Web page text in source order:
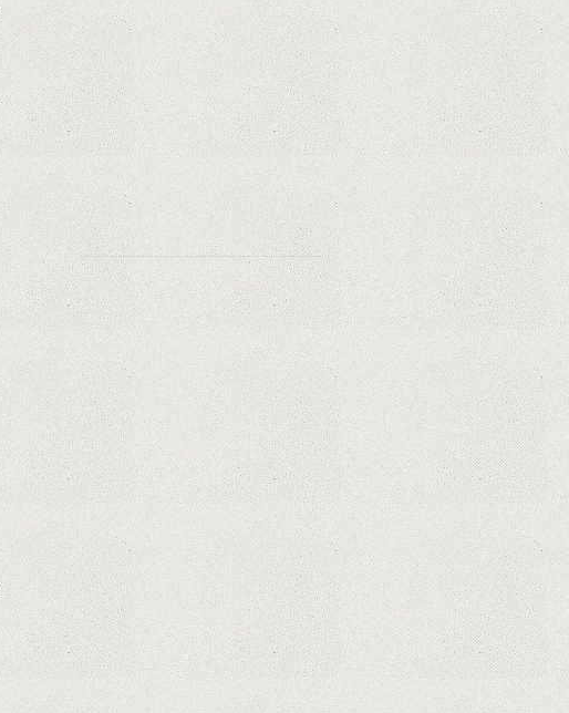
Orange a inclus telefoane premium
recondiționate în portofoliul său;
Cum sunt prețurile față de alte
platforme similare?